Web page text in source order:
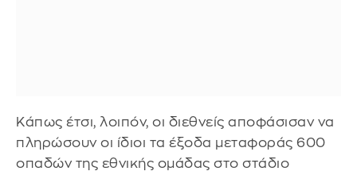
Κάπως έτσι, λοιπόν, οι διεθνείς αποφάσισαν να
πληρώσουν οι ίδιοι τα έξοδα μεταφοράς 600
οπαδών της εθνικής ομάδας στο στάδιο